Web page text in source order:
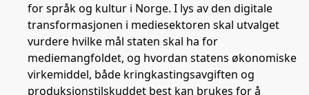
for språk og kultur i Norge. I lys av den digitale
transformasjonen i mediesektoren skal utvalget
vurdere hvilke mål staten skal ha for
mediemangfoldet, og hvordan statens økonomiske
virkemiddel, både kringkastingsavgiften og
produksjonstilskuddet best kan brukes for å